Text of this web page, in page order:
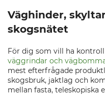
Väghinder,
skogsnätet
För dig som vill ha
väggrindar och
mest efterfrågade
skogsbruk, jaktlag och
mellan fasta, teleskopiska